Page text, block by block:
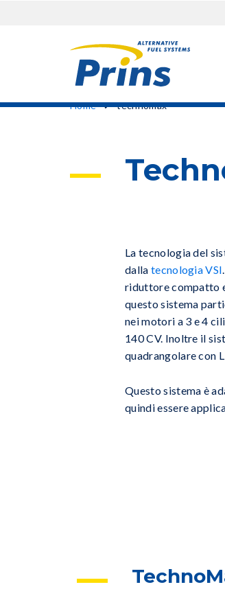
Briciole
Home technomax
La tecnologia del
dalla tecnologia VSI
riduttore compatto
questo sistema
nei motori a 3 e 4
140 CV. Inoltre il
quadrangolare con
Questo sistema è
quindi essere